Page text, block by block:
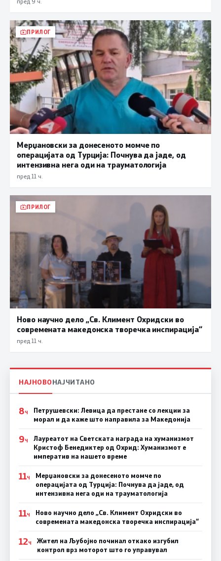
ПРИЛОГ
Мерџановски за донесеното момче по
операцијата од Турција: Почнува да јаде, од
интензивна нега оди на трауматологија
пред 11 ч.
ПРИЛОГ
Ново научно дело „Св. Климент Охридски во
современата македонска творечка инспирација“
пред 11 ч.
НАЈНОВОНАЈЧИТАНО
8Ч
Петрушевски: Левица да престане со лекции за
морал и да каже што направила за Македонија
9Ч
Лауреатот на Светската награда на хуманизмот
Кристоф Бенедиктер од Охрид: Хуманизмот е
императив на нашето време
11Ч
Мерџановски за донесеното момче по
операцијата од Турција: Почнува да јаде, од
интензивна нега оди на трауматологија
11Ч
Ново научно дело „Св. Климент Охридски во
современата македонска творечка инспирација“
12Ч
Жител на Љубојно починал откако изгубил
контрол врз моторот што го управувал